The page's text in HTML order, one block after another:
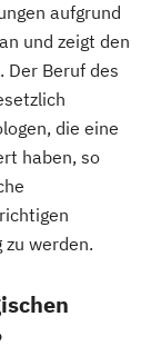
aufgrund
und zeigt den
Der Beruf des
die eine
haben, so
werden.